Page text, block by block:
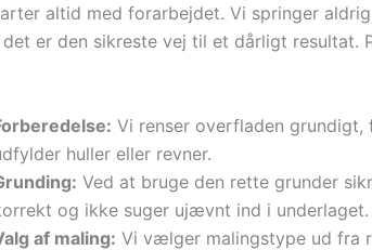
altid med forarbejdet. Vi springer
det er den sikreste vej til et dårligt resultat.
Vi renser overfladen grundigt,
huller eller revner.
Ved at bruge den rette grunder
og ikke suger ujævnt ind i underlaget.
af maling: Vi vælger malingstype ud fra